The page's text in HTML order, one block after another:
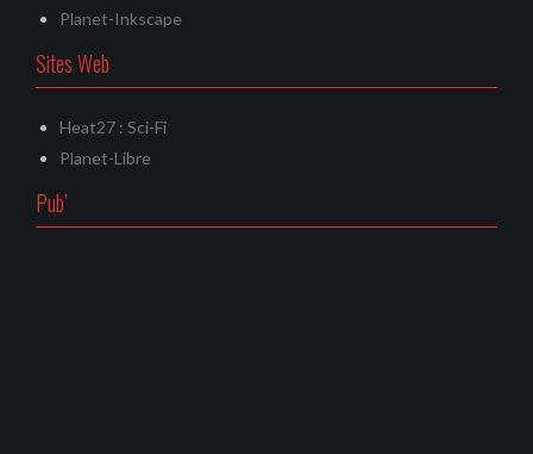
Planet-Inkscape
Sites Web
Heat27 : Sci-Fi
Planet-Libre
Pub’